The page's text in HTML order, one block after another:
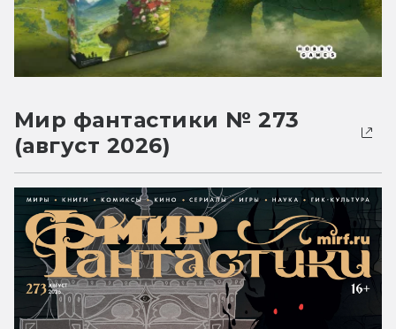
Мир фантастики № 273
(август 2026)